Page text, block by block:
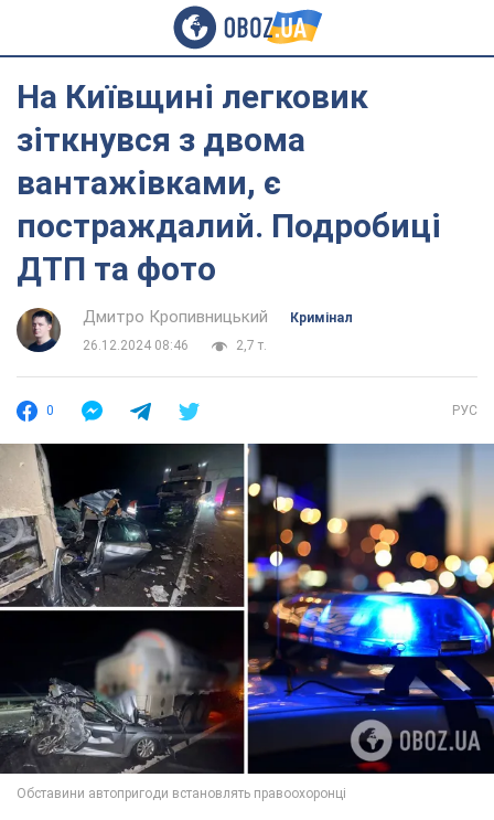
На Київщині легковик
зіткнувся з двома
вантажівками, є
постраждалий. Подробиці
ДТП та фото
Дмитро Кропивницький
Кримінал
26.12.2024 08:46
2,7 т.
0 РУС